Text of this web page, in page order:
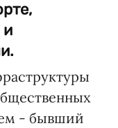
и
- бывший